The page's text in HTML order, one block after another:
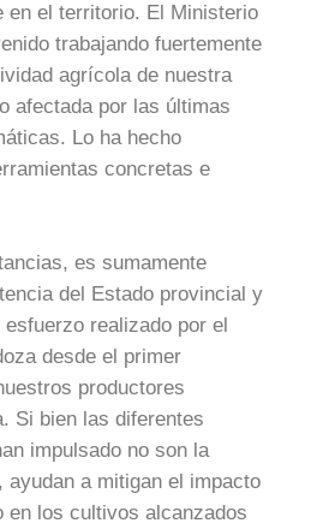
en el territorio. El Ministerio
trabajando fuertemente
agrícola de nuestra
afectada por las últimas
Lo ha hecho
concretas e
es sumamente
del Estado provincial y
realizado por el
desde el primer
productores
Si bien las diferentes
impulsado no son la
ayudan a mitigan el impacto
en los cultivos alcanzados